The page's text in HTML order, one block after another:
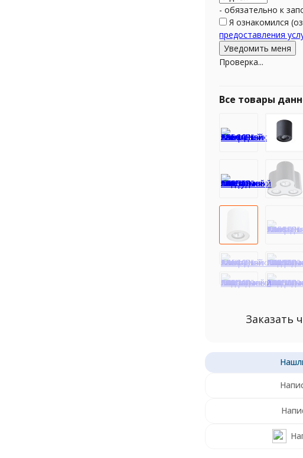
- обязательно к
Я ознакомился
предоставления
Проверка...
Все товары
Заказать